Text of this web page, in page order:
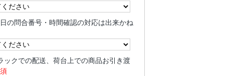
の問合番号・時間確認の対応は出来かね
ックでの配送、荷台上での商品お引き渡